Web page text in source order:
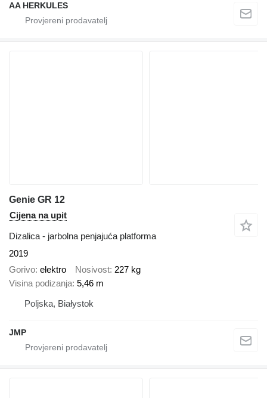
AA HERKULES
Genie GR 12
Cijena na upit
Dizalica - jarbolna penjajuća platforma
2019
Gorivo elektro Nosivost 227 kg
Visina podizanja 5,46 m
Poljska, Białystok
JMP